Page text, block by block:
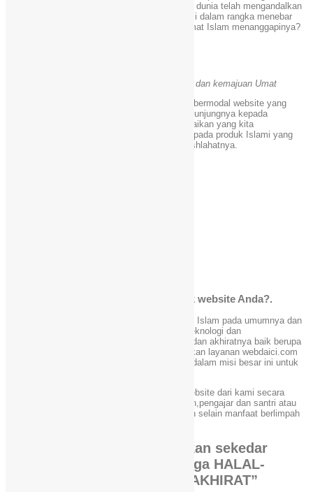
hanya bagi mereka yang tahu caranya.Saat ini dunia telah mengandalkan
internet untuk berbagai keperluan tak terkecuali dalam rangka menebar
kerusakan dan kebatilan.Lantas bagaimana umat Islam menanggapinya?
Berawal dari website menyongsong perubahan dan kemajuan Umat
Mari kita awali bisnis dan dakwah kita dengan bermodal website yang
berwajah Islami dan selalu mengingatkan pengunjungnya kepada
Penciptanya.Jangan remehkan sedikitpun kebaikan yang kita
lakukan,dakwah yang kita sampaikan.Sampai pada produk Islami yang
kita jual juga ada manfaat dakwahnya dan mashlahatnya.
Mengapa memilih WebDaici.com untuk website Anda?.
Kami telah berkomitmen untuk mengajak umat Islam pada umumnya dan
para Da’i pada khususnya untuk lebih melek teknologi dan
memanfaatkannya untuk kemaslahatan dunia dan akhiratnya baik berupa
bisnis maupun dakwahnya.Dengan menggunakan layanan webdaici.com
Anda telah turut membantu dan berpartisipasi dalam misi besar ini untuk
Seluruh klien webdaici.com yang memesan website dari kami secara
otomatis turut berinfaq kepada Hafizh al-Qur’an,pengajar dan santri atau
lembaga-lembaga al-Qur’an.Tidak ada kerugian selain manfaat berlimpah
“Karena bisnis itu bukan sekedar
UNTUNG-RUGI tapi juga HALAL-
HARAM dan DUNIA_AKHIRAT”